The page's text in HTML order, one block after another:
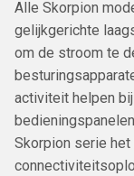
Alle Skorpion
gelijkgerichte
om de stroom te
activiteit helpen
Skorpion serie